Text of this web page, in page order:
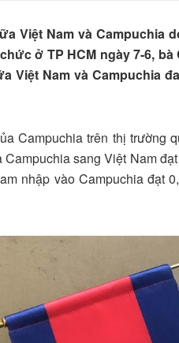
Việt Nam và Campuchia
ở TP HCM ngày 7-6, bà
Việt Nam và Campuchia
Campuchia trên thị trường
sang Việt Nam
nhập vào Campuchia đạt